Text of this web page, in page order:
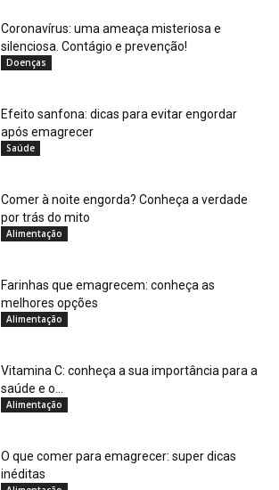
Coronavírus: uma ameaça misteriosa e
silenciosa. Contágio e prevenção!
Doenças
Efeito sanfona: dicas para evitar engordar
após emagrecer
Saúde
Comer à noite engorda? Conheça a verdade
por trás do mito
Alimentação
Farinhas que emagrecem: conheça as
melhores opções
Alimentação
Vitamina C: conheça a sua importância para a
saúde e o...
Alimentação
O que comer para emagrecer: super dicas
inéditas